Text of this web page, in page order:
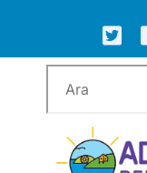
content
ICON
LABEL